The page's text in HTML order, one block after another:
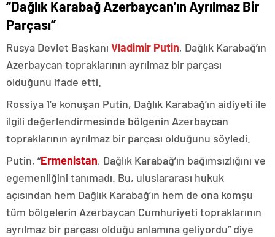
“Dağlık Karabağ Azerbaycan’ın Ayrılmaz Bir
Parçası”
Rusya Devlet Başkanı Vladimir Putin, Dağlık Karabağ’ın
Azerbaycan topraklarının ayrılmaz bir parçası
olduğunu ifade etti.
Rossiya 1’e konuşan Putin, Dağlık Karabağ’ın aidiyeti ile
ilgili değerlendirmesinde bölgenin Azerbaycan
topraklarının ayrılmaz bir parçası olduğunu söyledi.
Putin, “Ermenistan, Dağlık Karabağ’ın bağımsızlığını ve
egemenliğini tanımadı. Bu, uluslararası hukuk
açısından hem Dağlık Karabağ’ın hem de ona komşu
tüm bölgelerin Azerbaycan Cumhuriyeti topraklarının
ayrılmaz bir parçası olduğu anlamına geliyordu” diye